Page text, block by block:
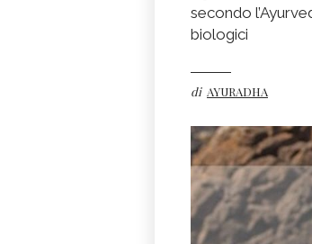
secondo
biologici
di AYURADHA